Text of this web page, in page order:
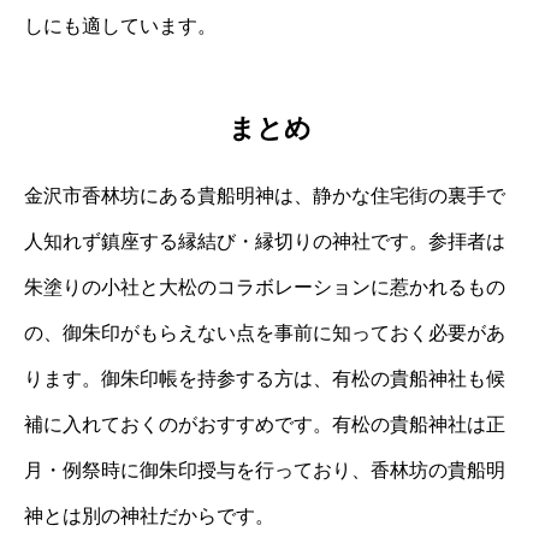
しにも適しています。
まとめ
金沢市香林坊にある貴船明神は、静かな住宅街の裏手で
人知れず鎮座する縁結び・縁切りの神社です。参拝者は
朱塗りの小社と大松のコラボレーションに惹かれるもの
の、御朱印がもらえない点を事前に知っておく必要があ
ります。御朱印帳を持参する方は、有松の貴船神社も候
補に入れておくのがおすすめです。有松の貴船神社は正
月・例祭時に御朱印授与を行っており、香林坊の貴船明
神とは別の神社だからです。